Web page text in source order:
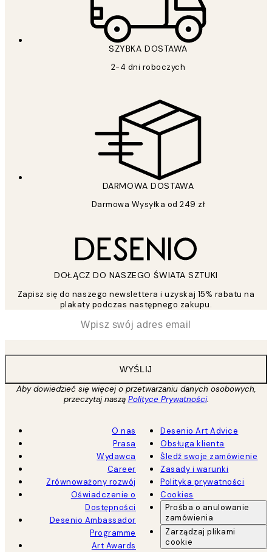
SZYBKA DOSTAWA
2-4 dni roboczych
DARMOWA DOSTAWA
Darmowa Wysyłka od 249 zł
DOŁĄCZ DO NASZEGO ŚWIATA SZTUKI
Zapisz się do naszego newslettera i uzyskaj 15% rabatu na
plakaty podczas następnego zakupu.
WYŚLIJ
Aby dowiedzieć się więcej o przetwarzaniu danych osobowych,
przeczytaj naszą Polityce Prywatności.
O nas
Prasa
Wydawca
Career
Zrównoważony rozwój
Oświadczenie o
Dostępności
Desenio Ambassador
Programme
Art Awards
Desenio Art Advice
Obsługa klienta
Śledź swoje zamówienie
Zasady i warunki
Polityka prywatności
Cookies
Prośba o anulowanie
zamówienia
Zarządzaj plikami
cookie